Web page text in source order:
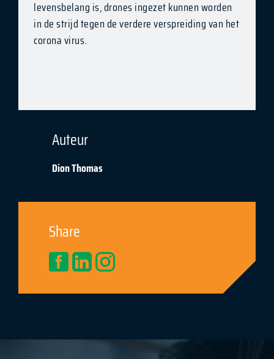
levensbelang is, drones ingezet kunnen worden
in de strijd tegen de verdere verspreiding van het
corona virus.
Auteur
Dion Thomas
Share